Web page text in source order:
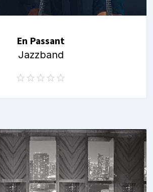
En Passant
Jazzband